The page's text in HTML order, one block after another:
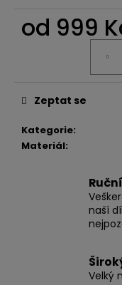
od 999
Kategorie:
Materiál:
Zeptat se
naší
Velký